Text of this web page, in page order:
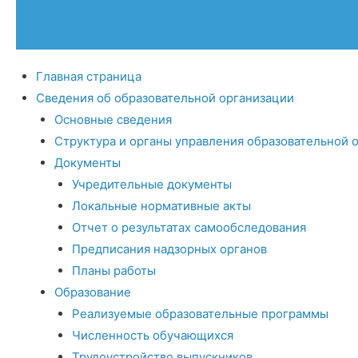
Главная страница
Сведения об образовательной организации
Основные сведения
Структура и органы управления образовательной
Документы
Учредительные документы
Локальные нормативные акты
Отчет о результатах самообследования
Предписания надзорных органов
Планы работы
Образование
Реализуемые образовательные программы
Численность обучающихся